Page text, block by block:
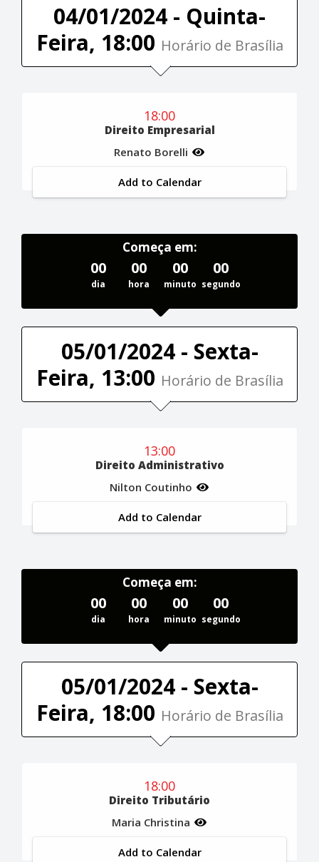
04/01/2024 - Quinta-
Feira, 18:00 Horário de Brasília
18:00
Direito Empresarial
Renato Borelli
Add to Calendar
Começa em:
00
dia
00
hora
00
minuto
00
segundo
05/01/2024 - Sexta-
Feira, 13:00 Horário de Brasília
13:00
Direito Administrativo
Nilton Coutinho
Add to Calendar
Começa em:
00
dia
00
hora
00
minuto
00
segundo
05/01/2024 - Sexta-
Feira, 18:00 Horário de Brasília
18:00
Direito Tributário
Maria Christina
Add to Calendar